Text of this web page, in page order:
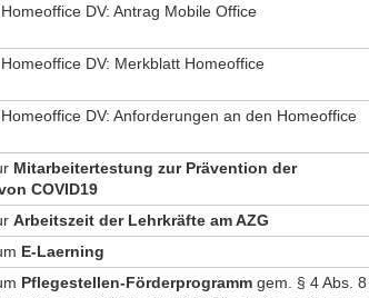
DV: Antrag Mobile Office
DV: Merkblatt Homeoffice
DV: Anforderungen an den Homeoffice
Mitarbeitertestung zur Prävention der
COVID19
Arbeitszeit der Lehrkräfte am AZG
E-Laerning
Pflegestellen-Förderprogramm gem. § 4 Abs. 8